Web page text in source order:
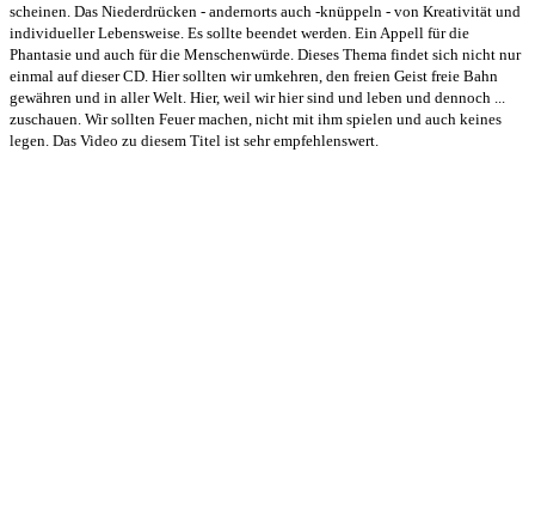
scheinen. Das Niederdrücken - andernorts auch -knüppeln - von Kreativität und
individueller Lebensweise. Es sollte beendet werden. Ein Appell für die
Phantasie und auch für die Menschenwürde. Dieses Thema findet sich nicht nur
einmal auf dieser CD. Hier sollten wir umkehren, den freien Geist freie Bahn
gewähren und in aller Welt. Hier, weil wir hier sind und leben und dennoch ...
zuschauen. Wir sollten Feuer machen, nicht mit ihm spielen und auch keines
legen. Das Video zu diesem Titel ist sehr empfehlenswert.